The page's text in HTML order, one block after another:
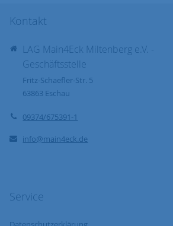
Kontakt
LAG Main4Eck Miltenberg e.V. -
Geschäftsstelle
Fritz-Schaefler-Str. 5
63863 Eschau
09374/675391-1
info@main4eck.de
Service